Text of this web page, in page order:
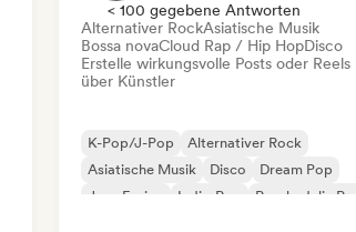
< 100 gegebene Antworten
Alternativer RockAsiatische Musik
Bossa novaCloud Rap / Hip HopDisco
Erstelle wirkungsvolle Posts oder Reels
über Künstler
K-Pop/J-Pop
Alternativer Rock
Asiatische Musik
Disco
Dream Pop
Jazz-Fusion
Indie-Pop Psychedelic Pop